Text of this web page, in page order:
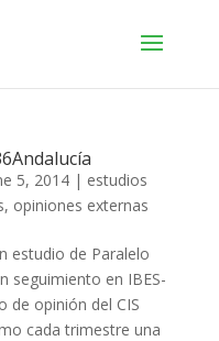
5, 2014| estudios
, opiniones externas
estudio de Paralelo
seguimiento en IBES-
de opinión del CIS
cada trimestre una